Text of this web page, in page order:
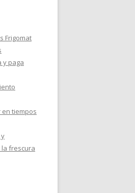
Frigomat
y paga
en tiempos
frescura